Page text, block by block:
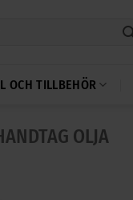
OCH TILLBEHÖR
OLJA